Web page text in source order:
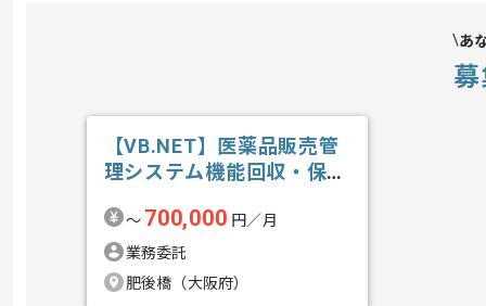
あ
【VB.NET】医薬品販売管
理システム機能回収・保守
〜 700,000 円／月
業務委託
肥後橋（大阪府）